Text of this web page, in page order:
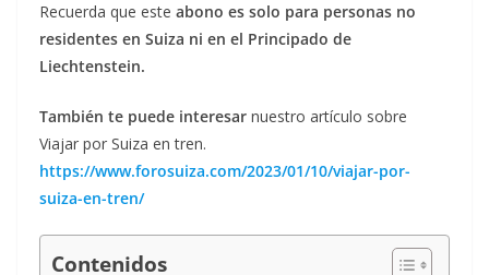
Recuerda que este abono es solo para personas no
residentes en Suiza ni en el Principado de
Liechtenstein.
También te puede interesar nuestro artículo sobre
Viajar por Suiza en tren.
https://www.forosuiza.com/2023/01/10/viajar-por-
suiza-en-tren/
Contenidos